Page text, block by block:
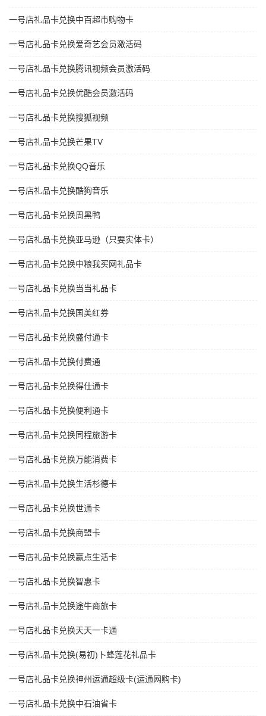
一号店礼品卡兑换中百超市购物卡
一号店礼品卡兑换爱奇艺会员激活码
一号店礼品卡兑换腾讯视频会员激活码
一号店礼品卡兑换优酷会员激活码
一号店礼品卡兑换搜狐视频
一号店礼品卡兑换芒果TV
一号店礼品卡兑换QQ音乐
一号店礼品卡兑换酷狗音乐
一号店礼品卡兑换周黑鸭
一号店礼品卡兑换亚马逊（只要实体卡）
一号店礼品卡兑换中粮我买网礼品卡
一号店礼品卡兑换当当礼品卡
一号店礼品卡兑换国美红券
一号店礼品卡兑换盛付通卡
一号店礼品卡兑换付费通
一号店礼品卡兑换得仕通卡
一号店礼品卡兑换便利通卡
一号店礼品卡兑换同程旅游卡
一号店礼品卡兑换万能消费卡
一号店礼品卡兑换生活杉德卡
一号店礼品卡兑换世通卡
一号店礼品卡兑换商盟卡
一号店礼品卡兑换赢点生活卡
一号店礼品卡兑换智惠卡
一号店礼品卡兑换途牛商旅卡
一号店礼品卡兑换天天一卡通
一号店礼品卡兑换(易初)卜蜂莲花礼品卡
一号店礼品卡兑换神州运通超级卡(运通网购卡)
一号店礼品卡兑换中石油省卡